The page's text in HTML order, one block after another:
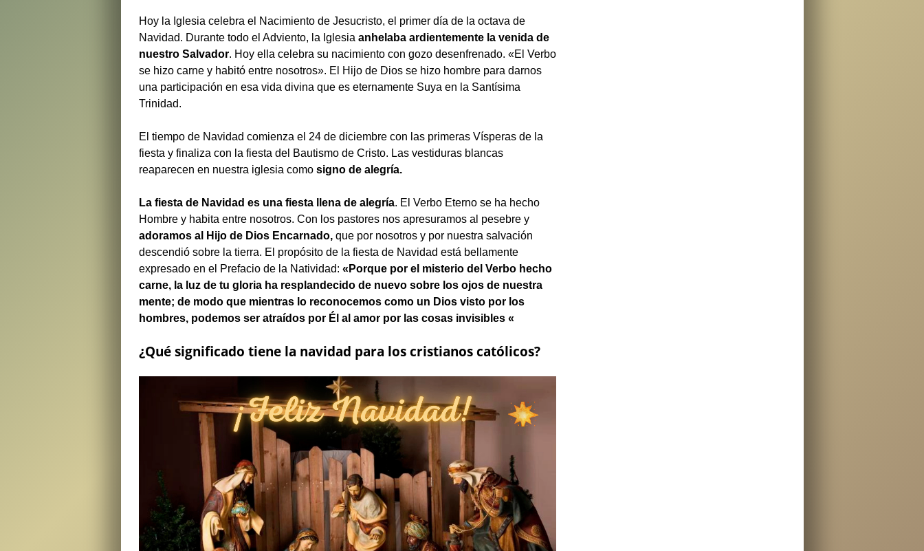
Hoy la Iglesia celebra el Nacimiento de Jesucristo, el primer día de la octava de
Navidad. Durante todo el Adviento, la Iglesiaanhelaba ardientemente la venida de
nuestro Salvador. Hoy ella celebra su nacimiento con gozo desenfrenado. «El Verbo
se hizo carne y habitó entre nosotros». El Hijo de Dios se hizo hombre para darnos
una participación en esa vida divina que es eternamente Suya en la Santísima
Trinidad.
El tiempo de Navidad comienza el 24 de diciembre con las primeras Vísperas de la
fiesta y finaliza con la fiesta del Bautismo de Cristo. Las vestiduras blancas
reaparecen en nuestra iglesia comosigno de alegría.
La fiesta de Navidad es una fiesta llena de alegría. El Verbo Eterno se ha hecho
Hombre y habita entre nosotros. Con los pastores nos apresuramos al pesebre y
adoramos al Hijo de Dios Encarnado, que por nosotros y por nuestra salvación
descendió sobre la tierra. El propósito de la fiesta de Navidad está bellamente
expresado en el Prefacio de la Natividad:«Porque por el misterio del Verbo hecho
carne, la luz de tu gloria ha resplandecido de nuevo sobre los ojos de nuestra
mente; de modo que mientras lo reconocemos como un Dios visto por los
hombres, podemos ser atraídos por Él al amor por las cosas invisibles «
¿Qué significado tiene la navidad para los cristianos católicos?